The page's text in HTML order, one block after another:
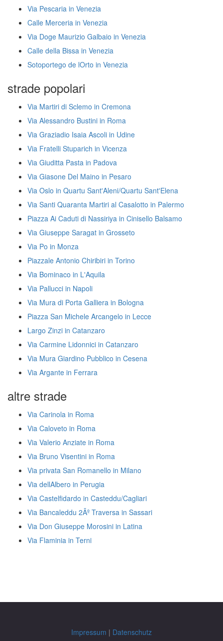
Via Pescaria in Venezia
Calle Merceria in Venezia
Via Doge Maurizio Galbaio in Venezia
Calle della Bissa in Venezia
Sotoportego de lOrto in Venezia
strade popolari
Via Martiri di Sclemo in Cremona
Via Alessandro Bustini in Roma
Via Graziadio Isaia Ascoli in Udine
Via Fratelli Stuparich in Vicenza
Via Giuditta Pasta in Padova
Via Giasone Del Maino in Pesaro
Via Oslo in Quartu Sant'Aleni/Quartu Sant'Elena
Via Santi Quaranta Martiri al Casalotto in Palermo
Piazza Ai Caduti di Nassiriya in Cinisello Balsamo
Via Giuseppe Saragat in Grosseto
Via Po in Monza
Piazzale Antonio Chiribiri in Torino
Via Bominaco in L'Aquila
Via Pallucci in Napoli
Via Mura di Porta Galliera in Bologna
Piazza San Michele Arcangelo in Lecce
Largo Zinzi in Catanzaro
Via Carmine Lidonnici in Catanzaro
Via Mura Giardino Pubblico in Cesena
Via Argante in Ferrara
altre strade
Via Carinola in Roma
Via Caloveto in Roma
Via Valerio Anziate in Roma
Via Bruno Visentini in Roma
Via privata San Romanello in Milano
Via dellAlbero in Perugia
Via Castelfidardo in Casteddu/Cagliari
Via Bancaleddu 2Âº Traversa in Sassari
Via Don Giuseppe Morosini in Latina
Via Flaminia in Terni
Impressum | Datenschutz